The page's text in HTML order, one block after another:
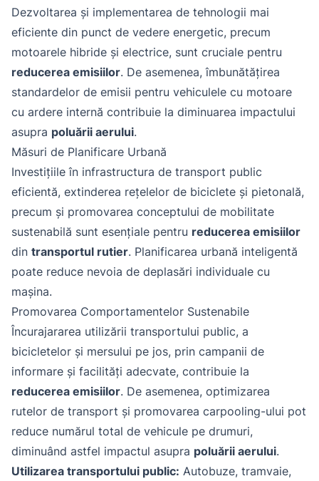
Dezvoltarea și implementarea de tehnologii mai
eficiente din punct de vedere energetic, precum
motoarele hibride și electrice, sunt cruciale pentru
reducerea emisiilor. De asemenea, îmbunătățirea
standardelor de emisii pentru vehiculele cu motoare
cu ardere internă contribuie la diminuarea impactului
asupra poluării aerului.
Măsuri de Planificare Urbană
Investițiile în infrastructura de transport public
eficientă, extinderea rețelelor de biciclete și pietonală,
precum și promovarea conceptului de mobilitate
sustenabilă sunt esențiale pentru reducerea emisiilor
din transportul rutier. Planificarea urbană inteligentă
poate reduce nevoia de deplasări individuale cu
mașina.
Promovarea Comportamentelor Sustenabile
Încurajararea utilizării transportului public, a
bicicletelor și mersului pe jos, prin campanii de
informare și facilități adecvate, contribuie la
reducerea emisiilor. De asemenea, optimizarea
rutelor de transport și promovarea carpooling-ului pot
reduce numărul total de vehicule pe drumuri,
diminuând astfel impactul asupra poluării aerului.
Utilizarea transportului public: Autobuze, tramvaie,